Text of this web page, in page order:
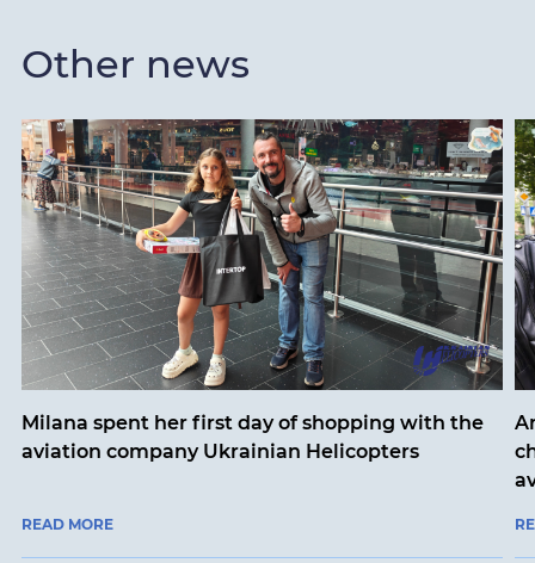
Other news
Milana spent her first day of shopping with the
aviation company Ukrainian Helicopters
READ MORE